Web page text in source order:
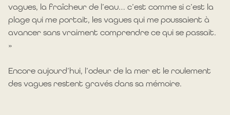
vagues, la fraîcheur de l’eau… c’est comme si c’est la
plage qui me portait, les vagues qui me poussaient à
avancer sans vraiment comprendre ce qui se passait.
»
Encore aujourd’hui, l’odeur de la mer et le roulement
des vagues restent gravés dans sa mémoire.